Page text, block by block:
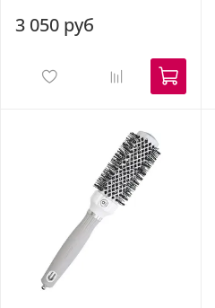
3 050 руб